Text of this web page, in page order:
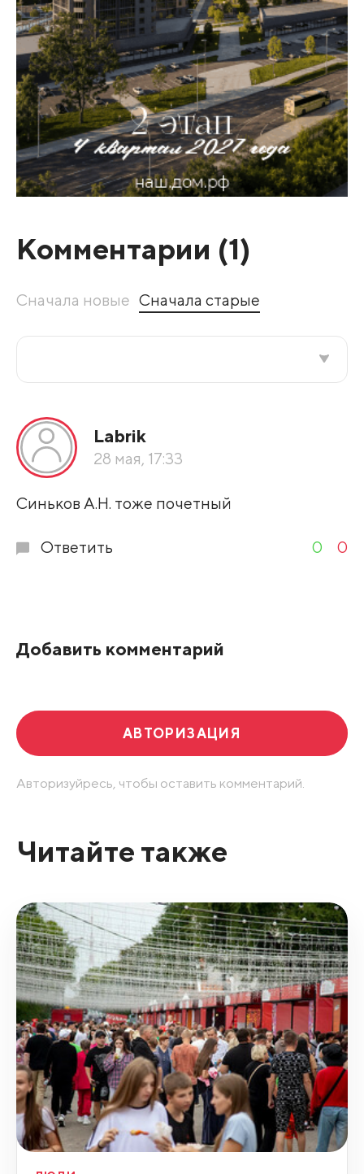
Комментарии (1)
Сначала новые Сначала старые
По рейтингу
Развернуть все
Labrik
28 мая, 17:33
Синьков А.Н. тоже почетный
Ответить 0 0
Добавить комментарий
АВТОРИЗАЦИЯ
Авторизуйресь, чтобы оставить комментарий.
Читайте также